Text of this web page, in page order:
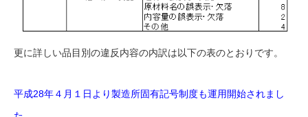
更に詳しい品目別の違反内容の内訳は以下の表のとおりです。
平成28年４月１日より製造所固有記号制度も運用開始されまし